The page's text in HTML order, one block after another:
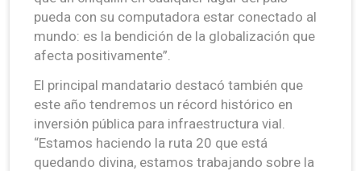
pueda con su computadora estar conectado al
mundo: es la bendición de la globalización que
afecta positivamente”.
El principal mandatario destacó también que
este año tendremos un récord histórico en
inversión pública para infraestructura vial.
“Estamos haciendo la ruta 20 que está
quedando divina, estamos trabajando sobre la